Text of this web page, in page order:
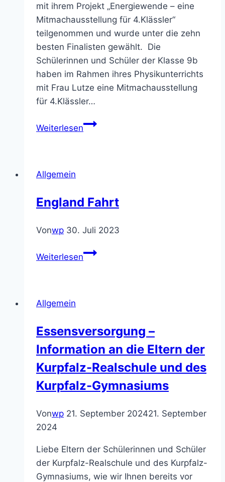
mit ihrem Projekt „Energiewende – eine
Mitmachausstellung für 4.Klässler“
teilgenommen und wurde unter die zehn
besten Finalisten gewählt. Die
Schülerinnen und Schüler der Klasse 9b
haben im Rahmen ihres Physikunterrichts
mit Frau Lutze eine Mitmachausstellung
für 4.Klässler…
WeiterlesenRealschulwettbewerb
im
Allgemein
England Fahrt
Vonwp 30. Juli 2023
WeiterlesenEngland
Allgemein
Essensversorgung –
Information an die Eltern der
Kurpfalz-Realschule und des
Kurpfalz-Gymnasiums
Vonwp 21. September 202421. September
2024
Liebe Eltern der Schülerinnen und Schüler
der Kurpfalz-Realschule und des Kurpfalz-
Gymnasiums, wie wir Ihnen bereits vor